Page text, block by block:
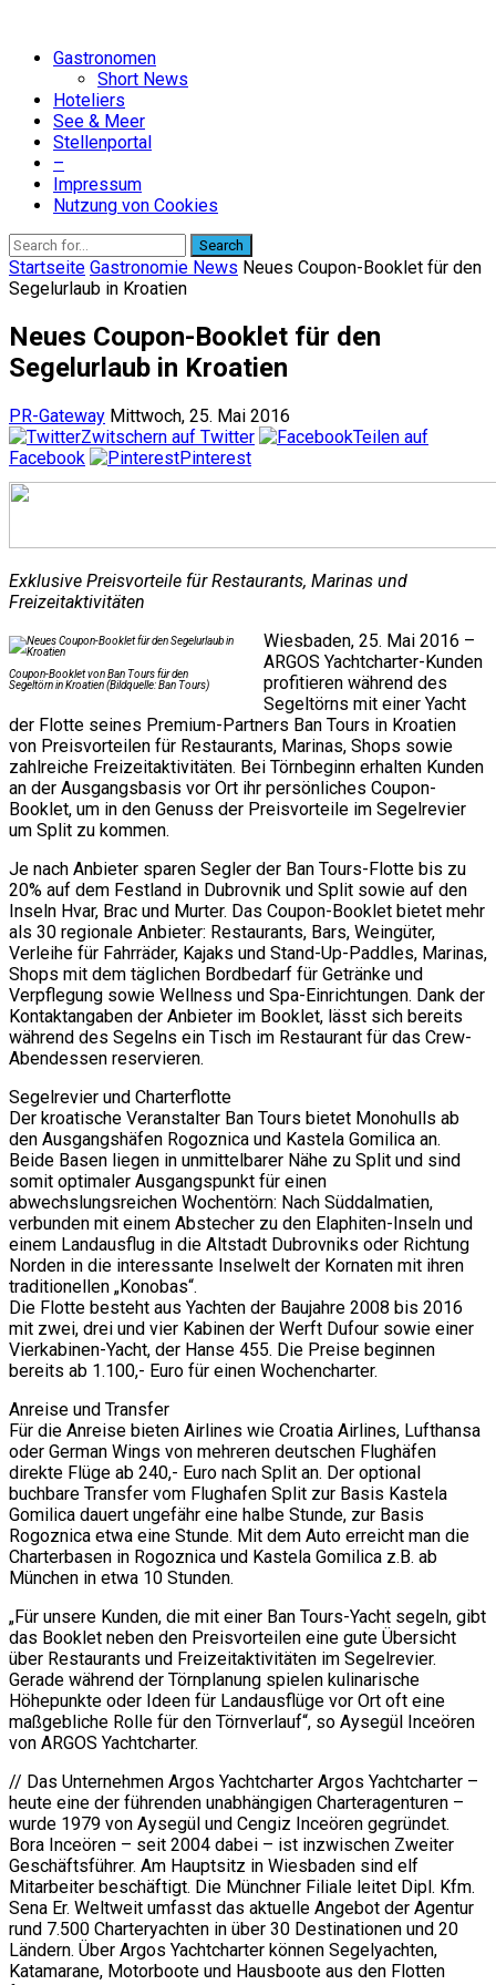
Gastronomen
Short News
Hoteliers
See & Meer
Stellenportal
–
Impressum
Nutzung von Cookies
Search
Startseite Gastronomie News Neues Coupon-Booklet für den
Segelurlaub in Kroatien
Neues Coupon-Booklet für den
Segelurlaub in Kroatien
PR-Gateway Mittwoch, 25. Mai 2016
Zwitschern auf Twitter
Teilen auf
Facebook
Pinterest
Exklusive Preisvorteile für Restaurants, Marinas und
Freizeitaktivitäten
Coupon-Booklet von Ban Tours für den
Segeltörn in Kroatien (Bildquelle: Ban Tours)
Wiesbaden, 25. Mai 2016 –
ARGOS Yachtcharter-Kunden
profitieren während des
Segeltörns mit einer Yacht
der Flotte seines Premium-Partners Ban Tours in Kroatien
von Preisvorteilen für Restaurants, Marinas, Shops sowie
zahlreiche Freizeitaktivitäten. Bei Törnbeginn erhalten Kunden
an der Ausgangsbasis vor Ort ihr persönliches Coupon-
Booklet, um in den Genuss der Preisvorteile im Segelrevier
um Split zu kommen.
Je nach Anbieter sparen Segler der Ban Tours-Flotte bis zu
20% auf dem Festland in Dubrovnik und Split sowie auf den
Inseln Hvar, Brac und Murter. Das Coupon-Booklet bietet mehr
als 30 regionale Anbieter: Restaurants, Bars, Weingüter,
Verleihe für Fahrräder, Kajaks und Stand-Up-Paddles, Marinas,
Shops mit dem täglichen Bordbedarf für Getränke und
Verpflegung sowie Wellness und Spa-Einrichtungen. Dank der
Kontaktangaben der Anbieter im Booklet, lässt sich bereits
während des Segelns ein Tisch im Restaurant für das Crew-
Abendessen reservieren.
Segelrevier und Charterflotte
Der kroatische Veranstalter Ban Tours bietet Monohulls ab
den Ausgangshäfen Rogoznica und Kastela Gomilica an.
Beide Basen liegen in unmittelbarer Nähe zu Split und sind
somit optimaler Ausgangspunkt für einen
abwechslungsreichen Wochentörn: Nach Süddalmatien,
verbunden mit einem Abstecher zu den Elaphiten-Inseln und
einem Landausflug in die Altstadt Dubrovniks oder Richtung
Norden in die interessante Inselwelt der Kornaten mit ihren
traditionellen „Konobas“.
Die Flotte besteht aus Yachten der Baujahre 2008 bis 2016
mit zwei, drei und vier Kabinen der Werft Dufour sowie einer
Vierkabinen-Yacht, der Hanse 455. Die Preise beginnen
bereits ab 1.100,- Euro für einen Wochencharter.
Anreise und Transfer
Für die Anreise bieten Airlines wie Croatia Airlines, Lufthansa
oder German Wings von mehreren deutschen Flughäfen
direkte Flüge ab 240,- Euro nach Split an. Der optional
buchbare Transfer vom Flughafen Split zur Basis Kastela
Gomilica dauert ungefähr eine halbe Stunde, zur Basis
Rogoznica etwa eine Stunde. Mit dem Auto erreicht man die
Charterbasen in Rogoznica und Kastela Gomilica z.B. ab
München in etwa 10 Stunden.
„Für unsere Kunden, die mit einer Ban Tours-Yacht segeln, gibt
das Booklet neben den Preisvorteilen eine gute Übersicht
über Restaurants und Freizeitaktivitäten im Segelrevier.
Gerade während der Törnplanung spielen kulinarische
Höhepunkte oder Ideen für Landausflüge vor Ort oft eine
maßgebliche Rolle für den Törnverlauf“, so Aysegül Inceören
von ARGOS Yachtcharter.
// Das Unternehmen Argos Yachtcharter Argos Yachtcharter –
heute eine der führenden unabhängigen Charteragenturen –
wurde 1979 von Aysegül und Cengiz Inceören gegründet.
Bora Inceören – seit 2004 dabei – ist inzwischen Zweiter
Geschäftsführer. Am Hauptsitz in Wiesbaden sind elf
Mitarbeiter beschäftigt. Die Münchner Filiale leitet Dipl. Kfm.
Sena Er. Weltweit umfasst das aktuelle Angebot der Agentur
rund 7.500 Charteryachten in über 30 Destinationen und 20
Ländern. Über Argos Yachtcharter können Segelyachten,
Katamarane, Motorboote und Hausboote aus den Flotten